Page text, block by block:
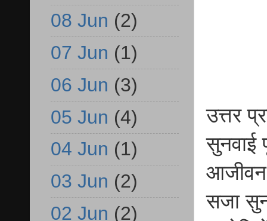
उत्तर
सुनवाई
आजीवन
सजा
08 Jun (2)
07 Jun (1)
06 Jun (3)
05 Jun (4)
04 Jun (1)
03 Jun (2)
02 Jun (2)